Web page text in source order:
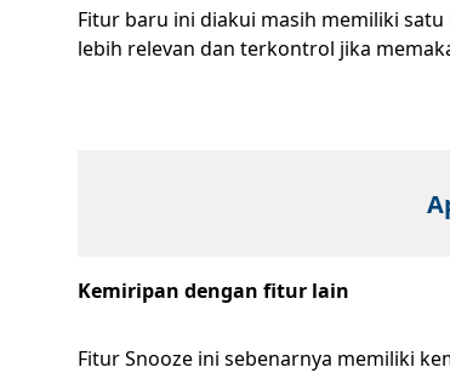
Fitur baru ini diakui masih memiliki
lebih relevan dan terkontrol jika
Kemiripan dengan fitur lain
Fitur Snooze ini sebenarnya memiliki